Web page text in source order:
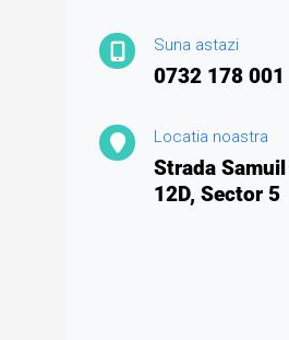
Suna astazi
0732 178 001
Locatia noastra
Strada
12D, Sector 5